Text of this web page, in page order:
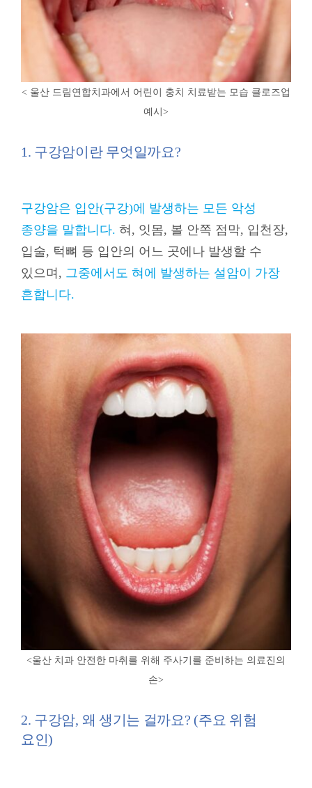
< 울산 드림연합치과에서 어린이 충치 치료받는 모습 클로즈업
예시 >
1. 구강암이란 무엇일까요?
구강암은 입안(구강)에 발생하는 모든 악성
종양을 말합니다. 혀, 잇몸, 볼 안쪽 점막, 입천장,
입술, 턱뼈 등 입안의 어느 곳에나 발생할 수
있으며, 그중에서도 혀에 발생하는 설암이 가장
흔합니다.
<울산 치과 안전한 마취를 위해 주사기를 준비하는 의료진의
손>
2. 구강암, 왜 생기는 걸까요? (주요 위험
요인)